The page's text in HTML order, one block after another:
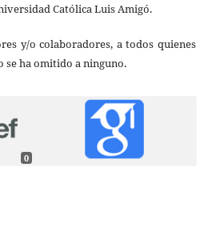
Católica Luis Amigó.
y/o colaboradores, a todos quienes
se ha omitido a ninguno.
0